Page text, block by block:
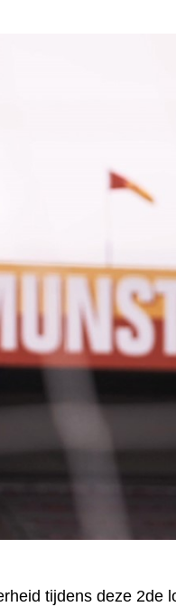
tijdens deze 2de